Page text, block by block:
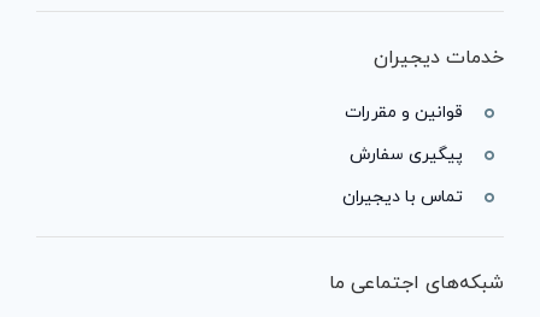
خدمات دیجیران
قوانین و مقررات
پیگیری سفارش
تماس با دیجیران
شبکه‌های اجتماعی ما